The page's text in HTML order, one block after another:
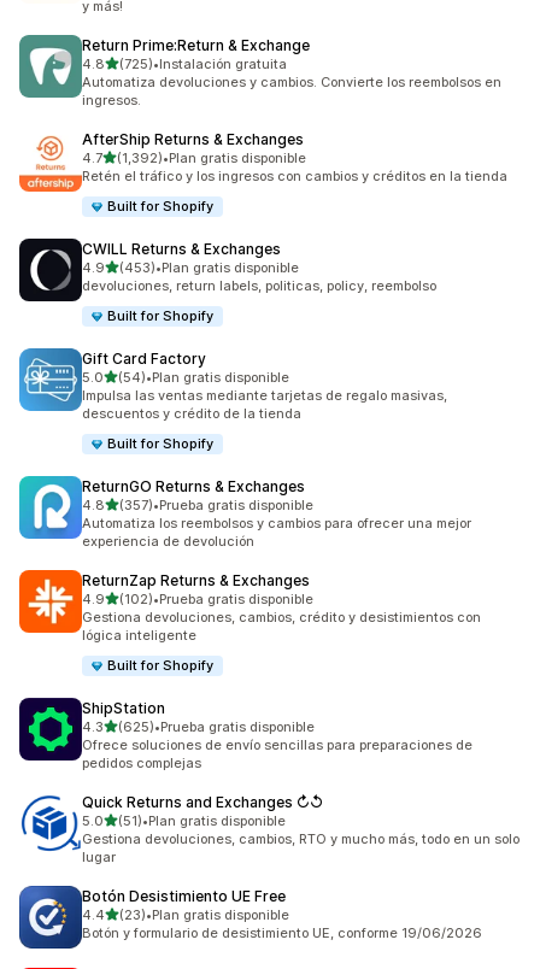
y más!
Return Prime:Return & Exchange
4.8de 5 estrellas
(725)
725 reseñas en total
•Instalación gratuita
Automatiza devoluciones y cambios. Convierte los reembolsos en
ingresos.
AfterShip Returns & Exchanges
4.7de 5 estrellas
(1,392)
1392 reseñas en total
•Plan gratis disponible
Retén el tráfico y los ingresos con cambios y créditos en la tienda
Built for Shopify
CWILL Returns & Exchanges
4.9de 5 estrellas
(453)
453 reseñas en total
•Plan gratis disponible
devoluciones, return labels, politicas, policy, reembolso
Built for Shopify
Gift Card Factory
5.0de 5 estrellas
(54)
54 reseñas en total
•Plan gratis disponible
Impulsa las ventas mediante tarjetas de regalo masivas,
descuentos y crédito de la tienda
Built for Shopify
ReturnGO Returns & Exchanges
4.8de 5 estrellas
(357)
357 reseñas en total
•Prueba gratis disponible
Automatiza los reembolsos y cambios para ofrecer una mejor
experiencia de devolución
ReturnZap Returns & Exchanges
4.9de 5 estrellas
(102)
102 reseñas en total
•Prueba gratis disponible
Gestiona devoluciones, cambios, crédito y desistimientos con
lógica inteligente
Built for Shopify
ShipStation
4.3de 5 estrellas
(625)
625 reseñas en total
•Prueba gratis disponible
Ofrece soluciones de envío sencillas para preparaciones de
pedidos complejas
Quick Returns and Exchanges ↻↺
5.0de 5 estrellas
(51)
51 reseñas en total
•Plan gratis disponible
Gestiona devoluciones, cambios, RTO y mucho más, todo en un solo
lugar
Botón Desistimiento UE Free
4.4de 5 estrellas
(23)
23 reseñas en total
•Plan gratis disponible
Botón y formulario de desistimiento UE, conforme 19/06/2026